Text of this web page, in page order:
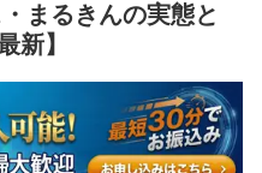
まるきんの実態と
新】